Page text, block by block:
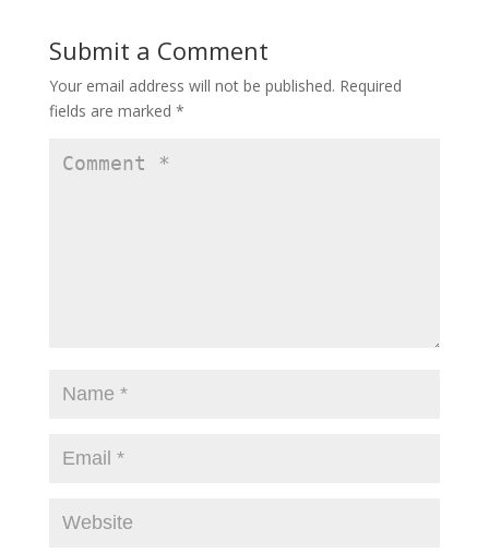
Submit a Comment
Your email address will not be published. Required
fields are marked *